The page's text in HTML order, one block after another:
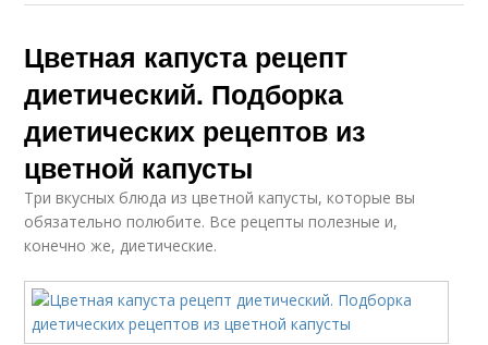
Цветная капуста рецепт
диетический. Подборка
диетических рецептов из
цветной капусты
Три вкусных блюда из цветной капусты, которые вы
обязательно полюбите. Все рецепты полезные и,
конечно же, диетические.